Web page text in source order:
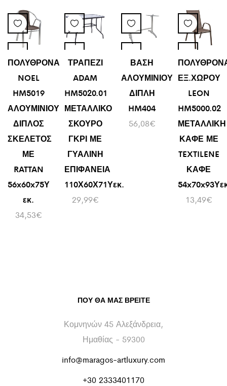
ΠΟΛΥΘΡΟΝΑ
NOEL
HM5019
ΑΛΟΥΜΙΝΙΟΥ
ΔΙΠΛΟΣ
ΣΚΕΛΕΤΟΣ
ΜΕ
RATTAN
56x60x75Υ
εκ.
34,53€
ΤΡΑΠΕΖΙ
ADAM
HM5020.01
ΜΕΤΑΛΛΙΚΟ
ΣΚΟΥΡΟ
ΓΚΡΙ ΜΕ
ΓΥΑΛΙΝΗ
ΕΠΙΦΑΝΕΙΑ
110Χ60Χ71Υεκ.
29,99€
ΒΑΣΗ
ΑΛΟΥΜΙΝΙΟΥ
ΔΙΠΛΗ
HM404
56,08€
ΕΞ.ΧΩΡΟΥ
LEON
HM5000.02
ΜΕΤΑΛΛΙΚΗ
ΚΑΦΕ ΜΕ
TEXTILENE
ΚΑΦΕ
13,49€
ΠΟΥ ΘΑ ΜΑΣ ΒΡΕΊΤΕ
Κομνηνών 45 Αλεξάνδρεια,
Ημαθίας - 59300
info@maragos-artluxury.com
+30 2333401170